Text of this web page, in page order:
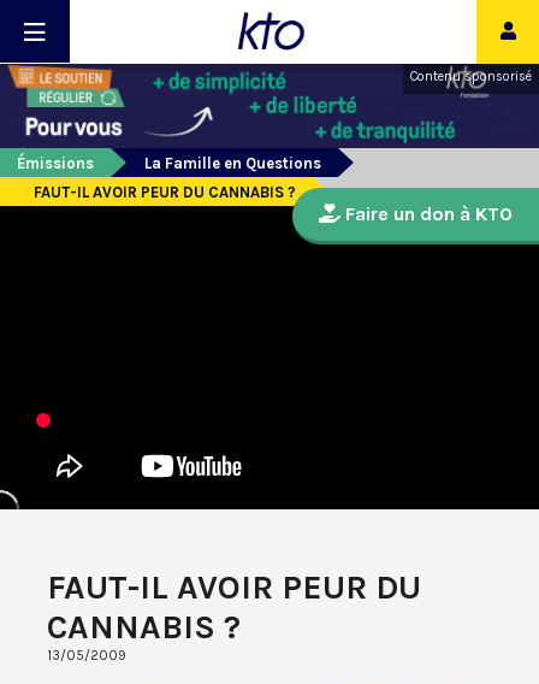
Contenu sponsorisé
Émissions
La Famille en Questions
FAUT-IL AVOIR PEUR DU CANNABIS ?
FAUT-IL AVOIR PEUR DU
CANNABIS ?
13/05/2009
Faire un don à KTO